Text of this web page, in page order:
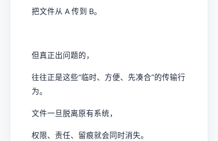
把文件从 A 传到 B。
但真正出问题的，
往往正是这些“临时、方便、先凑合”的传输行
为。
文件一旦脱离原有系统，
权限、责任、留痕就会同时消失。